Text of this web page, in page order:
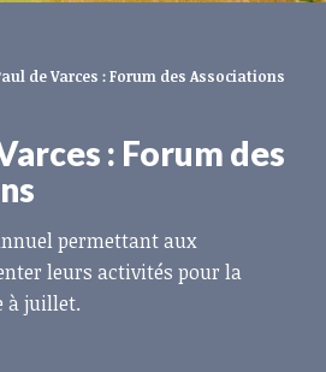
de Varces : Forum des Associations
: Forum des
permettant aux
leurs activités pour la
à juillet.